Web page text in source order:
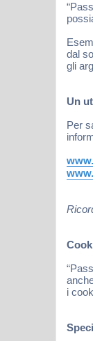
dal
gli
Un
Per
i